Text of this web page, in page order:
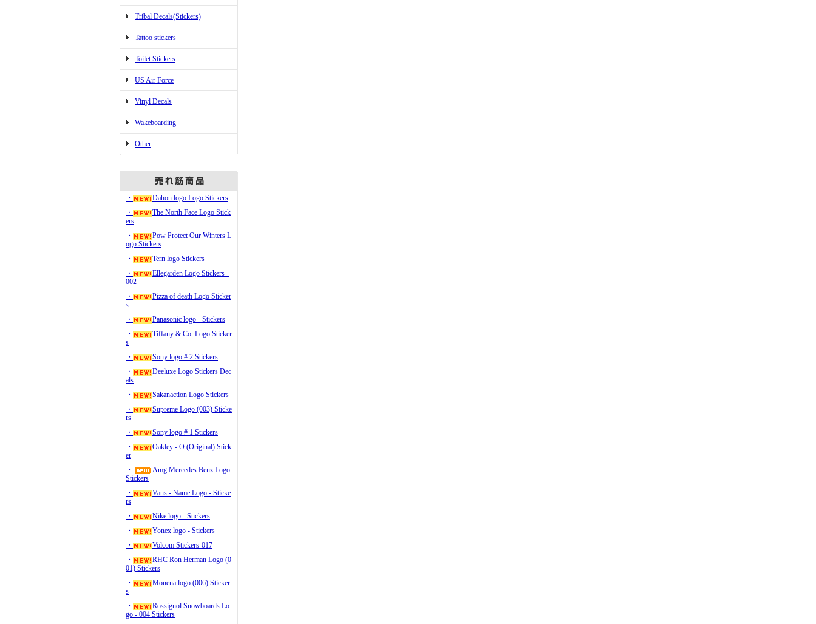
Tribal Decals(Stickers)
Tattoo stickers
Toilet Stickers
US Air Force
Vinyl Decals
Wakeboarding
Other
・
Dahon logo Logo Stickers
・
The North Face Logo Stick
ers
・
Pow Protect Our Winters L
ogo Stickers
・
Tern logo Stickers
・
Ellegarden Logo Stickers -
002
・
Pizza of death Logo Sticker
s
・
Panasonic logo - Stickers
・
Tiffany & Co. Logo Sticker
s
・
Sony logo # 2 Stickers
・
Deeluxe Logo Stickers Dec
als
・
Sakanaction Logo Stickers
・
Supreme Logo (003) Sticke
rs
・
Sony logo # 1 Stickers
・
Oakley - O (Original) Stick
er
・
Amg Mercedes Benz Logo
Stickers
・
Vans - Name Logo - Sticke
rs
・
Nike logo - Stickers
・
Yonex logo - Stickers
・
Volcom Stickers-017
・
RHC Ron Herman Logo (0
01) Stickers
・
Monena logo (006) Sticker
s
・
Rossignol Snowboards Lo
go - 004 Stickers